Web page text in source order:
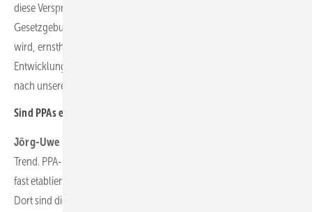
diese Versprechen im weiteren Jahresverlauf in verlässliche
Gesetzgebung umgesetzt werden. Wenn das, was da versprochen
wird, ernsthaft umgesetzt wird, wird es zu einer deutlich positiven
Entwicklung für uns alle führen. Darauf bereiten sich die Planer
nach unserem Eindruck gerade vor.
Sind PPAs ein Finanzierungstrend?
Jörg-Uwe Fischer:
Trend. PPA-Finanzierungen sind inzwischen im PV-Geschäft schon
fast etabliert. Im Bereich der Windenergie ist es noch etwas Neues.
Dort sind die Ausschreibungen in der Vergangenheit unterzeichnet